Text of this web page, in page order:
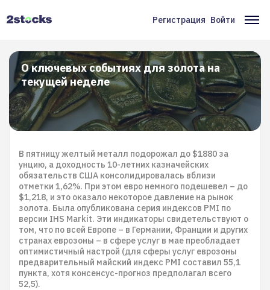
Меню
учётной
записи
пользователя
Регистрация Войти
О ключевых событиях для золота на
текущей неделе
В пятницу желтый металл подорожал до $1880 за
унцию, а доходность 10-летних казначейских
обязательств США консолидировалась вблизи
отметки 1,62%. При этом евро немного подешевел – до
$1,218, и это оказало некоторое давление на рынок
золота. Была опубликована серия индексов PMI по
версии IHS Markit. Эти индикаторы свидетельствуют о
том, что по всей Европе – в Германии, Франции и других
странах еврозоны – в сфере услуг в мае преобладает
оптимистичный настрой (для сферы услуг еврозоны
предварительный майский индекс PMI составил 55,1
пункта, хотя консенсус-прогноз предполагал всего
52,5).